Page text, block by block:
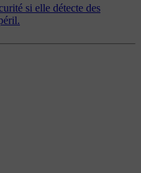
si elle détecte des